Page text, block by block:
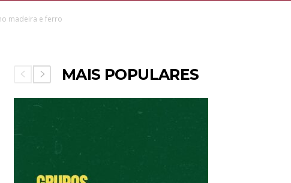
madeira e ferro
MAIS POPULARES